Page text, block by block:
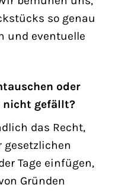
so genau
und eventuelle
oder
nicht gefällt?
das Recht,
gesetzlichen
Tage einfügen,
Gründen